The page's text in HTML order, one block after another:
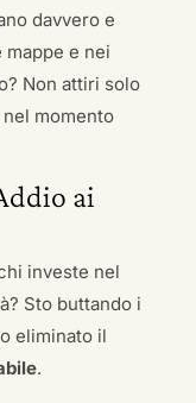
davvero e
e nei
Non attiri solo
momento
ai
investe nel
Sto buttando i
eliminato il
.